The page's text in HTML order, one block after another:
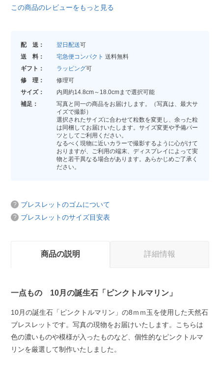
この商品のレビューをもっと見る
配 送： 翌日配送可
送 料：
宅急便コンパクト 送料無料
ギフト：
ラッピング可
修 理：
修理可
サイズ：
内周約14.8cm～18.0cmまで選択可能
補足：
写真と同一の商品をお届けします。（写真は、最大サ
イズで撮影）
選択されたサイズに合わせて粒数を変更し、余った粒
は同梱してお届けいたします。サイズ変更や予備パー
ツとしてご利用ください。
なるべく現物に近いカラーで撮影するように心がけて
おりますが、ご利用の端末、ディスプレイによって実
物と若干異なる場合があります。あらかじめご了承く
ださい。
ブレスレットのゴムについて
ブレスレットのサイズ目安表
商品の説明 詳細情報
一点もの 10月の誕生石「ピンクトルマリン」
10月の誕生石「ピンクトルマリン」の8ｍｍ玉を使用した天然石
ブレスレットです。写真の現物をお届けいたします。こちらは
色の濃いものや模様が入ったものなど、個性的なピンクトルマ
リンを厳選して制作いたしました。